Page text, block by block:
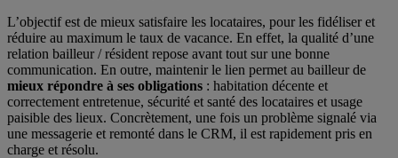
L’objectif est de mieux satisfaire les locataires, pour les fidéliser et
réduire au maximum le taux de vacance. En effet, la qualité d’une
relation bailleur / résident repose avant tout sur une bonne
communication. En outre, maintenir le lien permet au bailleur de
mieux répondre à ses obligations : habitation décente et
correctement entretenue, sécurité et santé des locataires et usage
paisible des lieux. Concrètement, une fois un problème signalé via
une messagerie et remonté dans le CRM, il est rapidement pris en
charge et résolu.